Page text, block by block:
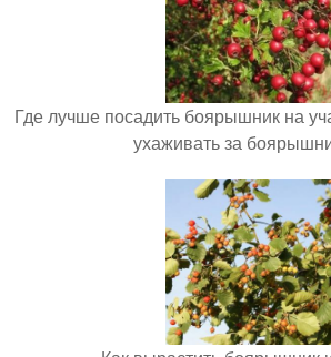
Где лучше посадить боярышник на
ухаживать за